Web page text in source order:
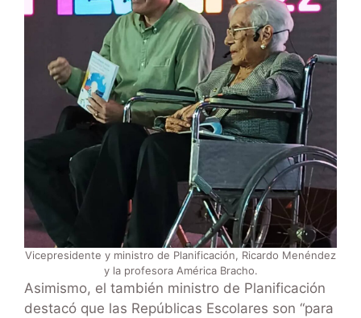
Vicepresidente y ministro de Planificación, Ricardo Menéndez
y la profesora América Bracho.
Asimismo, el también ministro de Planificación
destacó que las Repúblicas Escolares son “para